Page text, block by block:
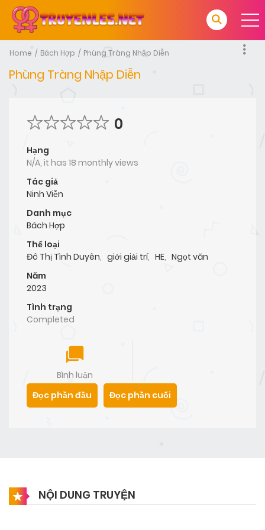
Home Bách Hợp Phùng Tràng Nhập Diễn
Phùng Tràng Nhập Diễn
0
Hạng
N/A, it has 18 monthly views
Tác giả
Ninh Viễn
Danh mục
Bách Hợp
Thể loại
Đô Thị Tình Duyên, giới giải trí, HE, Ngọt văn
Năm
2023
Tình trạng
Completed
Bình luận
Đọc phần đầu
Đọc phần cuối
NỘI DUNG TRUYỆN